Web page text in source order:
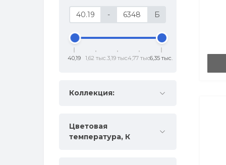
- Б
40,19 1,62 тыс.3,19 тыс.4,77 тыс.6,35 тыс.
Коллекция:
Цветовая
температура, К